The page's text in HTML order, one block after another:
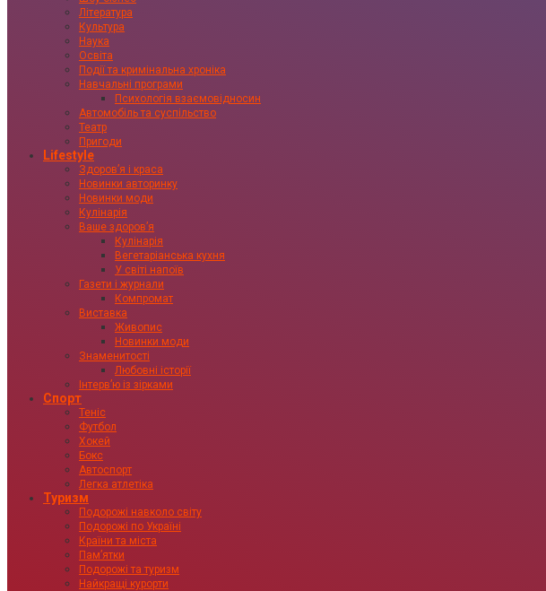
Література
Культура
Наука
Освіта
Події та кримінальна хроніка
Навчальні програми
Психологія взаємовідносин
Автомобіль та суспільство
Театр
Пригоди
Lifestyle
Здоровʼя і краса
Новинки авторинку
Новинки моди
Кулінарія
Ваше здоровʼя
Кулінарія
Вегетаріанська кухня
У світі напоїв
Газети і журнали
Компромат
Виставка
Живопис
Новинки моди
Знаменитості
Любовні історії
Інтервʼю із зірками
Спорт
Теніс
Футбол
Хокей
Бокс
Автоспорт
Легка атлетіка
Туризм
Подорожі навколо світу
Подорожі по Україні
Країни та міста
Пам’ятки
Подорожі та туризм
Найкращі курорти